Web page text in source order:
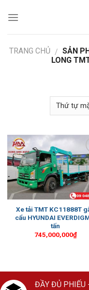
TRANG CHỦ / SẢN
LONG
Xe tải TMT KC11888T
cẩu HYUNDAI
tấn
745,000,000₫
ĐẦY ĐỦ PHIẾU